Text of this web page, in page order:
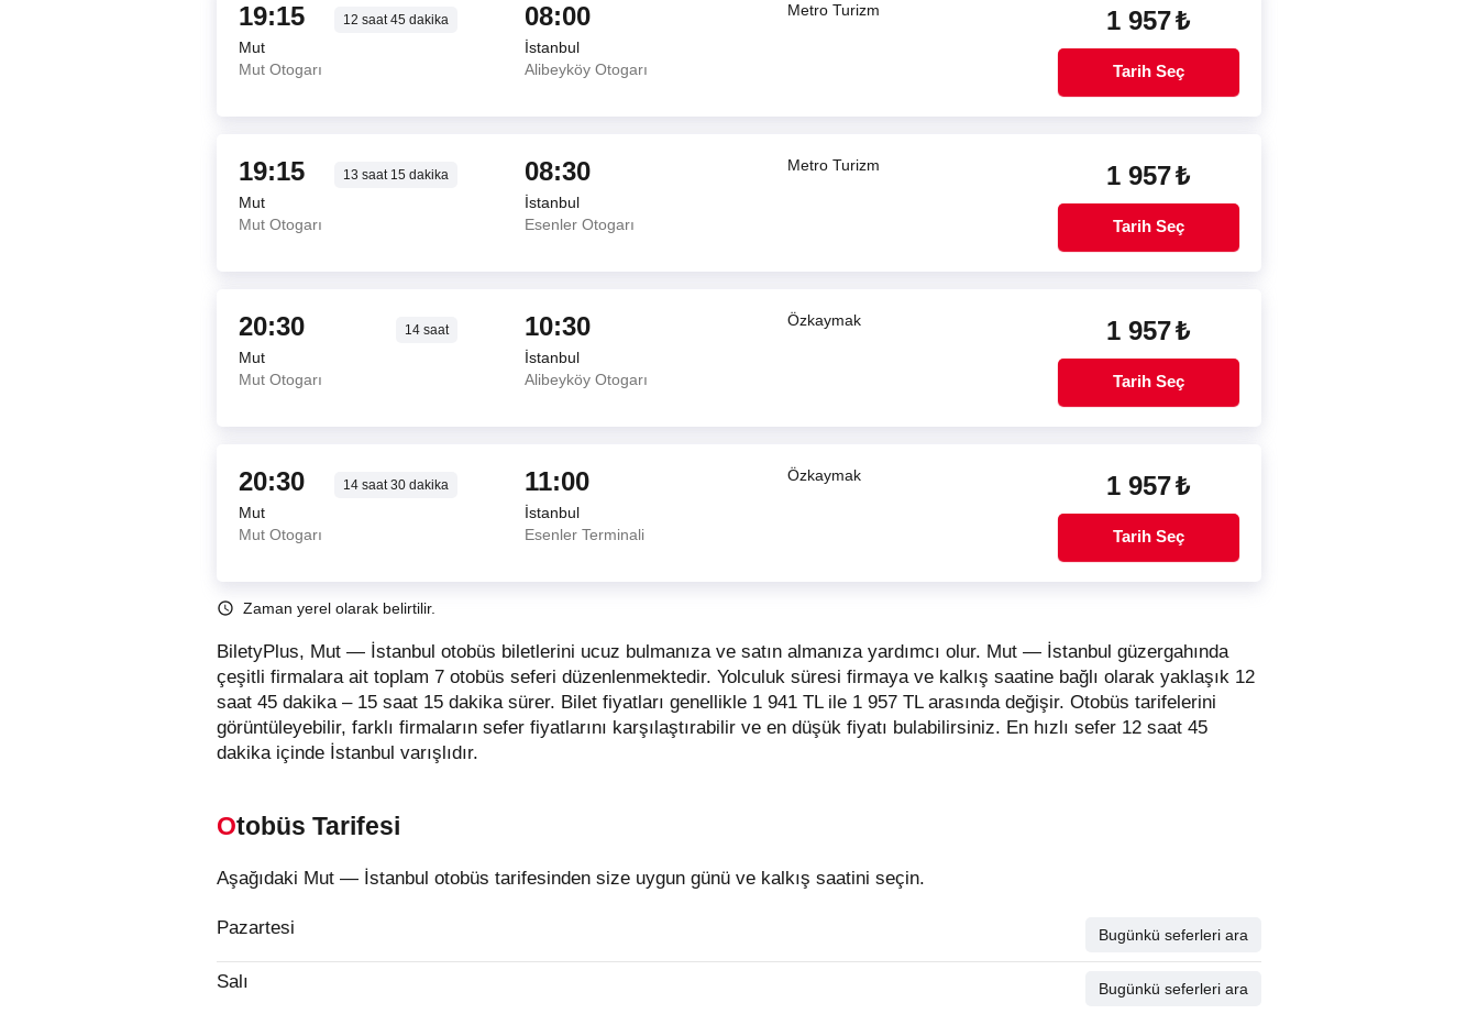
19:15 12 saat45 dakika
Mut
Mut Otogarı
08:00
İstanbul
Alibeyköy Otogarı
Metro Turizm 1 957₺
Tarih Seç
19:15 13 saat15 dakika
Mut
Mut Otogarı
08:30
İstanbul
Esenler Otogarı
Metro Turizm 1 957₺
Tarih Seç
20:30 14 saat
Mut
Mut Otogarı
10:30
İstanbul
Alibeyköy Otogarı
Özkaymak 1 957₺
Tarih Seç
20:30 14 saat30 dakika
Mut
Mut Otogarı
11:00
İstanbul
Esenler Terminali
Özkaymak 1 957₺
Tarih Seç
Zaman yerel olarak belirtilir.
BiletyPlus, Mut — İstanbul otobüs biletlerini ucuz bulmanıza ve satın almanıza yardımcı olur. Mut — İstanbul güzergahında
çeşitli firmalara ait toplam 7 otobüs seferi düzenlenmektedir. Yolculuk süresi firmaya ve kalkış saatine bağlı olarak yaklaşık 12
saat 45 dakika – 15 saat 15 dakika sürer. Bilet fiyatları genellikle 1 941 TL ile 1 957 TL arasında değişir. Otobüs tarifelerini
görüntüleyebilir, farklı firmaların sefer fiyatlarını karşılaştırabilir ve en düşük fiyatı bulabilirsiniz. En hızlı sefer 12 saat 45
dakika içinde İstanbul varışlıdır.
Otobüs Tarifesi
Aşağıdaki Mut — İstanbul otobüs tarifesinden size uygun günü ve kalkış saatini seçin.
Pazartesi Bugünkü seferleri ara
Salı Bugünkü seferleri ara